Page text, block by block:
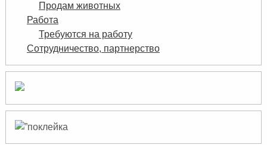
Продам животных
Работа
Требуются на работу
Сотрудничество, партнерство